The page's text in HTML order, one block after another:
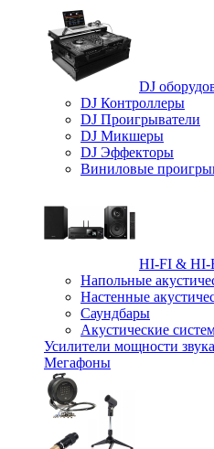
DJ
DJ Контроллеры
DJ Проигрыватели
DJ Микшеры
DJ Эффекторы
Виниловые
HI-FI & HI-
Напольные
Настенные
Саундбары
Акустические
Усилители мощности звука
Мегафоны